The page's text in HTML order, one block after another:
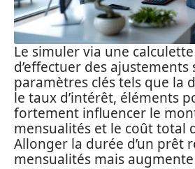
Le simuler via une
d’effectuer des ajustements
paramètres clés tels que la
le taux d’intérêt, éléments
fortement influencer le
mensualités et le coût total
Allonger la durée d’un prêt
mensualités mais